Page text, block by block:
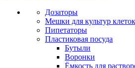
Дозаторы
Мешки для культур клеток
Пипетаторы
Пластиковая посуда
Бутыли
Воронки
Ёмкость для